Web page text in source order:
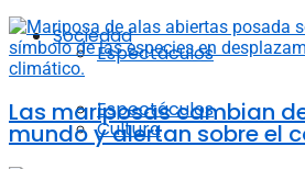
Espectáculos
Cultura
Sociedad
Espectáculos
Las mariposas cambian
mundo y alertan sobre el